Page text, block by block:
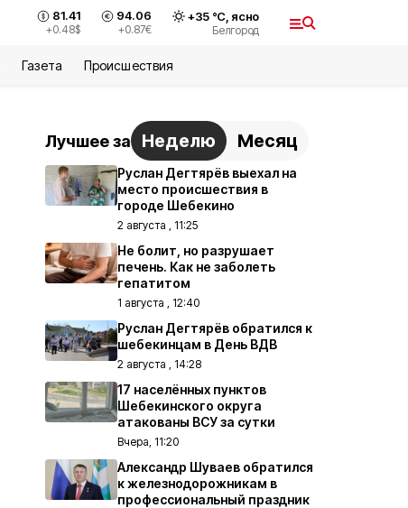
81.41
+0.48$
94.06
+0.87€
+35°С, ясно
Белгород
Газета Происшествия
Лучшее за Неделю Месяц
Руслан Дегтярёв выехал на
место происшествия в
городе Шебекино
2 августа , 11:25
Не болит, но разрушает
печень. Как не заболеть
гепатитом
1 августа , 12:40
Руслан Дегтярёв обратился к
шебекинцам в День ВДВ
2 августа , 14:28
17 населённых пунктов
Шебекинского округа
атакованы ВСУ за сутки
Вчера, 11:20
Александр Шуваев обратился
к железнодорожникам в
профессиональный праздник